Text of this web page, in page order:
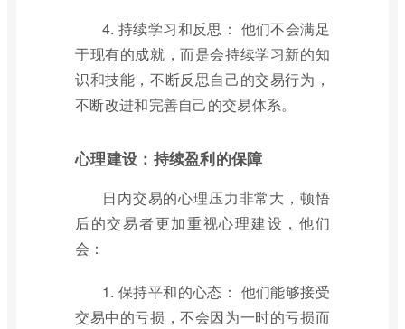
4. 持续学习和反思： 他们不会满足
于现有的成就，而是会持续学习新的知
识和技能，不断反思自己的交易行为，
不断改进和完善自己的交易体系。
心理建设：持续盈利的保障
日内交易的心理压力非常大，顿悟
后的交易者更加重视心理建设，他们
会：
1. 保持平和的心态： 他们能够接受
交易中的亏损，不会因为一时的亏损而